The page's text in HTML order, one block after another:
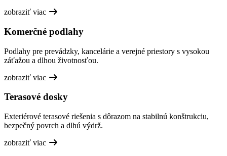
zobraziť viac
Komerčné podlahy
Podlahy pre prevádzky, kancelárie a verejné priestory s vysokou
záťažou a dlhou životnosťou.
zobraziť viac
Terasové dosky
Exteriérové terasové riešenia s dôrazom na stabilnú konštrukciu,
bezpečný povrch a dlhú výdrž.
zobraziť viac